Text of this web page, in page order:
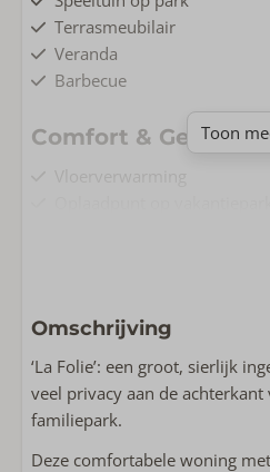
Terrasmeubilair
Veranda
Barbecue
Comfort & Gemak
Vloerverwarming
Wonen & Koken
Vloeroppervlakte m2: 110
Complete keuken
Oven
Toon
Omschrijving
‘La Folie’: een groot, sierlijk
veel privacy aan de achterkant
familiepark.
Deze comfortabele woning